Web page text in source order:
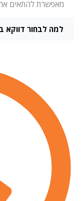
מאפשרת להתאים את
למה לבחור דווקא בנו?